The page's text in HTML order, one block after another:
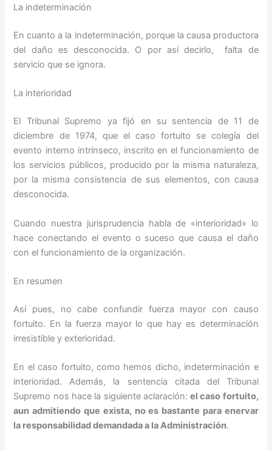
La indeterminación
En cuanto a la indeterminación, porque la causa productora
del daño es desconocida. O por así decirlo, falta de
servicio que se ignora.
La interioridad
El Tribunal Supremo ya fijó en su sentencia de 11 de
diciembre de 1974, que el caso fortuito se colegía del
evento interno intrínseco, inscrito en el funcionamiento de
los servicios públicos, producido por la misma naturaleza,
por la misma consistencia de sus elementos, con causa
desconocida.
Cuando nuestra jurisprudencia habla de «interioridad» lo
hace conectando el evento o suceso que causa el daño
con el funcionamiento de la organización.
En resumen
Así pues, no cabe confundir fuerza mayor con causo
fortuito. En la fuerza mayor lo que hay es determinación
irresistible y exterioridad.
En el caso fortuito, como hemos dicho, indeterminación e
interioridad. Además, la sentencia citada del Tribunal
Supremo nos hace la siguiente aclaración:elcaso fortuito,
aun admitiendo que exista, no es bastante para enervar
la responsabilidad demandada a la Administración.